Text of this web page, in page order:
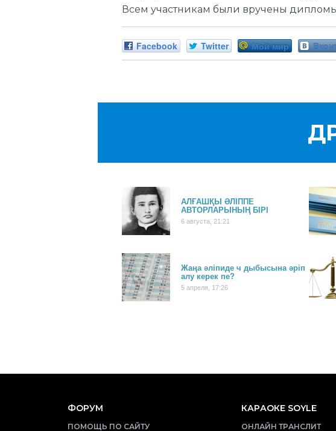
Всем участникам были вручены
Facebook Twitter Мой мир
АЛҒАШҚЫ ӘЛІППЕ
АВТОРЛАРЫНЫҢ БІРІ
6 августа, 21:21
Жаңа әліпиде ч дыбысына әріп
алу керек пе?
5 апреля, 17:26
ФОРУМ
ПОМОЩЬ ПО САЙТУ
КАРАОКЕ SOYLE
ОНЛАЙН ТРАНСЛИТ